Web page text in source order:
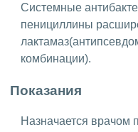
Системные
пенициллины
комбинации).
Показания
Назначается врачом